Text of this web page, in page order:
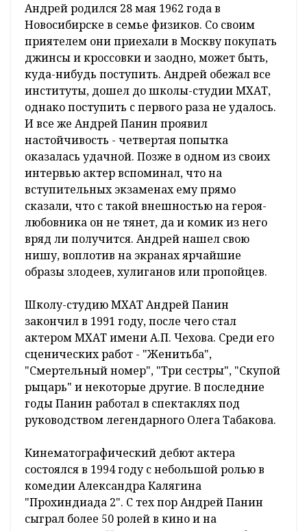
Андрей родился 28 мая 1962 года в
Новосибирске в семье физиков. Со своим
приятелем они приехали в Москву покупать
джинсы и кроссовки и заодно, может быть,
куда-нибудь поступить. Андрей обежал все
институты, дошел до школы-студии МХАТ,
однако поступить с первого раза не удалось.
И все же Андрей Панин проявил
настойчивость - четвертая попытка
оказалась удачной. Позже в одном из своих
интервью актер вспоминал, что на
вступительных экзаменах ему прямо
сказали, что с такой внешностью на героя-
любовника он не тянет, да и комик из него
вряд ли получится. Андрей нашел свою
нишу, воплотив на экранах ярчайшие
образы злодеев, хулиганов или пропойцев.
Школу-студию МХАТ Андрей Панин
закончил в 1991 году, после чего стал
актером МХАТ имени А.П. Чехова. Среди его
сценических работ - "Женитьба",
"Смертельный номер", "Три сестры", "Скупой
рыцарь" и некоторые другие. В последние
годы Панин работал в спектаклях под
руководством легендарного Олега Табакова.
Кинематографический дебют актера
состоялся в 1994 году с небольшой ролью в
комедии Александра Калягина
"Прохиндиада 2". С тех пор Андрей Панин
сыграл более 50 ролей в кино и на